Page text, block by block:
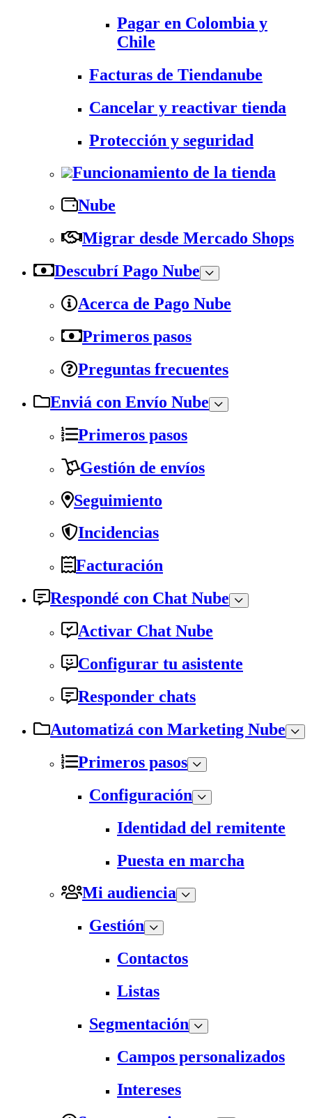
Pagar en Colombia y
Chile
Facturas de Tiendanube
Cancelar y reactivar tienda
Protección y seguridad
Funcionamiento de la tienda
Nube
Migrar desde Mercado Shops
Descubrí Pago Nube
Acerca de Pago Nube
Primeros pasos
Preguntas frecuentes
Enviá con Envío Nube
Primeros pasos
Gestión de envíos
Seguimiento
Incidencias
Facturación
Respondé con Chat Nube
Activar Chat Nube
Configurar tu asistente
Responder chats
Automatizá con Marketing Nube
Primeros pasos
Configuración
Identidad del remitente
Puesta en marcha
Mi audiencia
Gestión
Contactos
Listas
Segmentación
Campos personalizados
Intereses